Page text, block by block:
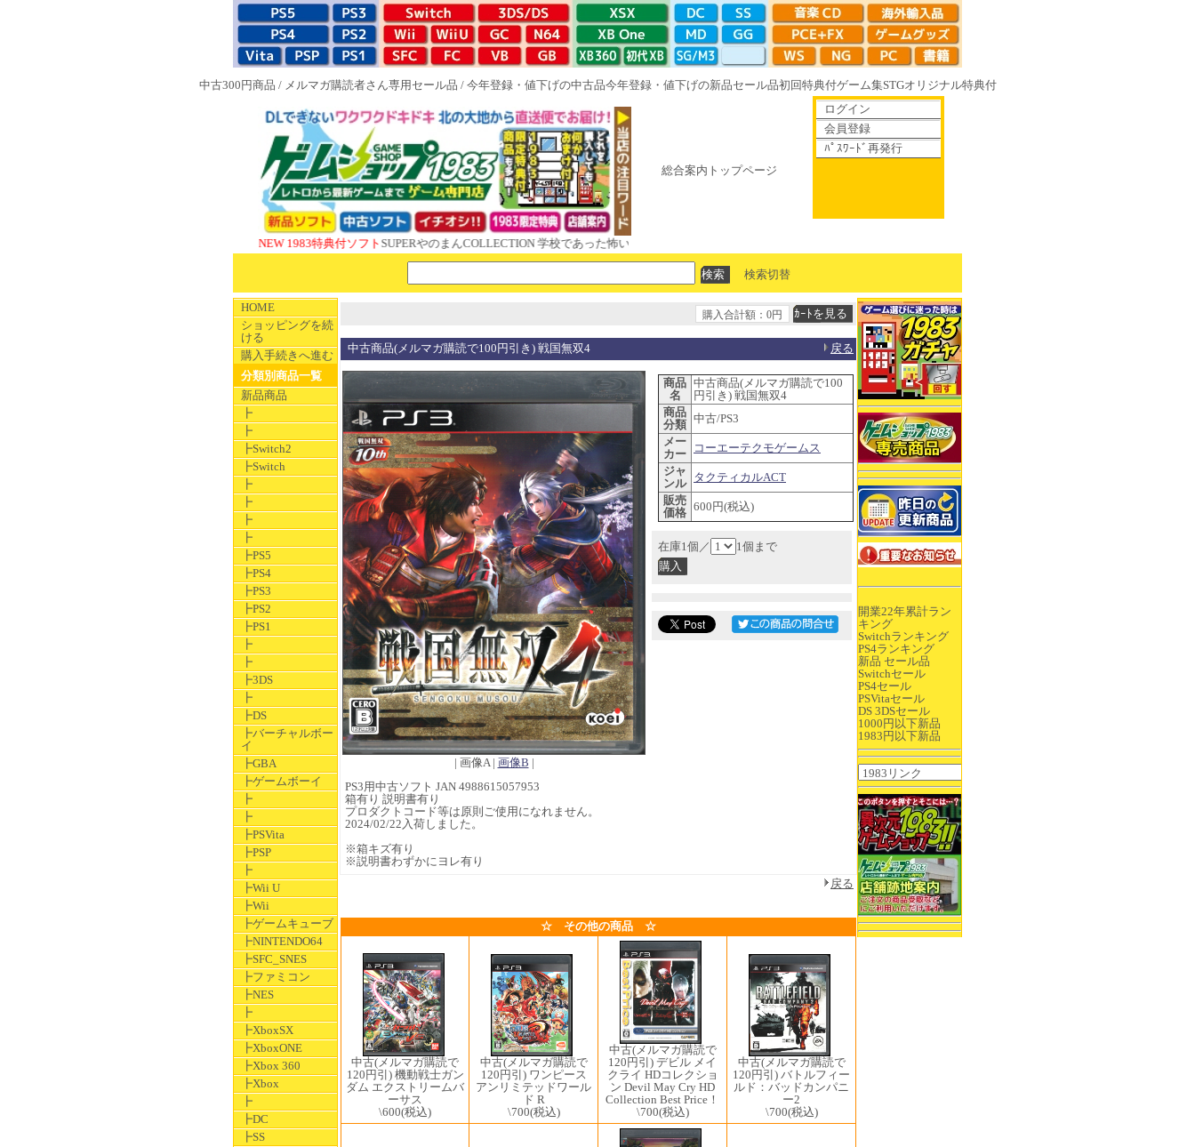
中古300円商品 / メルマガ購読者さん専用セール品 / 今年登録・値下げの中古品今年登録・値下げの新品セール品初回特典付ゲーム集STGオリジナル特典付
総合案内トップページ
NEW 1983特典付ソフトSUPERやのまんCOLLECTION 学校であった怖い話と晦󠄀つきこもり ルート16R やがて散りゆく鏡の花へ 70年代風ロボットアニメ ゲッP-X アレサCOLLECTION
ログイン
会員登録
ﾊﾟｽﾜｰﾄﾞ再発行
検索切替
HOME
ショッピングを続
ける
購入手続きへ進む
分類別商品一覧
新品商品
┣
┣
┣Switch2
┣Switch
┣
┣
┣
┣
┣PS5
┣PS4
┣PS3
┣PS2
┣PS1
┣
┣
┣3DS
┣
┣DS
┣バーチャルボー
イ
┣GBA
┣ゲームボーイ
┣
┣
┣PSVita
┣PSP
┣
┣Wii U
┣Wii
┣ゲームキューブ
┣NINTENDO64
┣SFC_SNES
┣ファミコン
┣NES
┣
┣XboxSX
┣XboxONE
┣Xbox 360
┣Xbox
┣
┣DC
┣SS
開業22年累計ラン
キング
Switchランキング
PS4ランキング
新品 セール品
Switchセール
PS4セール
PSVitaセール
DS 3DSセール
1000円以下新品
1983円以下新品
購入合計額：0円
中古商品(メルマガ購読で100円引き) 戦国無双4 戻る
| 画像A | 画像B |
商品
名
中古商品(メルマガ購読で100
円引き) 戦国無双4
商品
分類 中古/PS3
メー
カー
コーエーテクモゲームス
ジャ
ンル タクティカルACT
販売
価格 600円(税込)
在庫1個／ 1個まで
PS3用中古ソフト JAN 4988615057953
箱有り 説明書有り
プロダクトコード等は原則ご使用になれません。
2024/02/22入荷しました。
※箱キズ有り
※説明書わずかにヨレ有り
戻る
☆ その他の商品 ☆
中古(メルマガ購読で
120円引) 機動戦士ガン
ダム エクストリームバ
ーサス
\600(税込)
中古(メルマガ購読で
120円引) ワンピース
アンリミテッドワール
ド R
\700(税込)
中古(メルマガ購読で
120円引) デビル メイ
クライ HDコレクショ
ン Devil May Cry HD
Collection Best Price！
\700(税込)
中古(メルマガ購読で
120円引) バトルフィー
ルド：バッドカンパニ
ー2
\700(税込)